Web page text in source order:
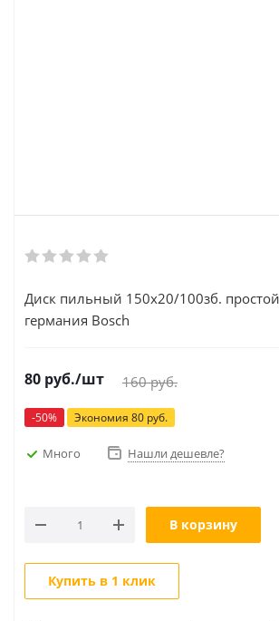
Диск пильный 150x20/100зб.
германия Bosch
80 руб./шт 160руб.
-50% Экономия 80 руб.
Много Нашли дешевле?
В корзину
Купить в 1 клик